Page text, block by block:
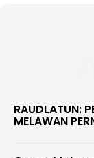
RAUDLATUN:
MELAWAN